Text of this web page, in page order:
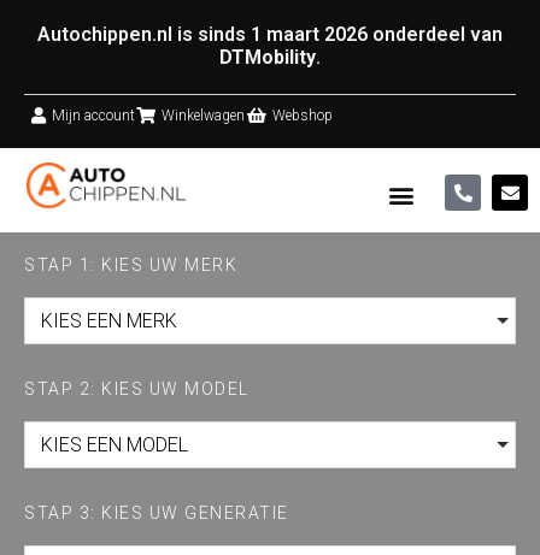
Autochippen.nl is sinds 1 maart 2026 onderdeel van
DTMobility.
Mijn account Winkelwagen Webshop
STAP 1: KIES UW MERK
KIES EEN MERK
STAP 2: KIES UW MODEL
KIES EEN MODEL
STAP 3: KIES UW GENERATIE